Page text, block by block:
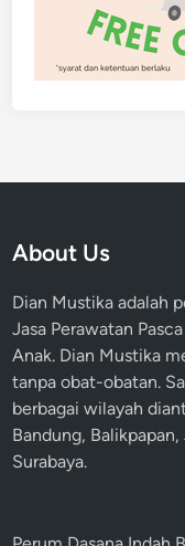
About Us
Dian Mustika adalah
Jasa Perawatan
Anak. Dian Mustika
tanpa obat-obatan.
berbagai wilayah
Bandung,
Surabaya.